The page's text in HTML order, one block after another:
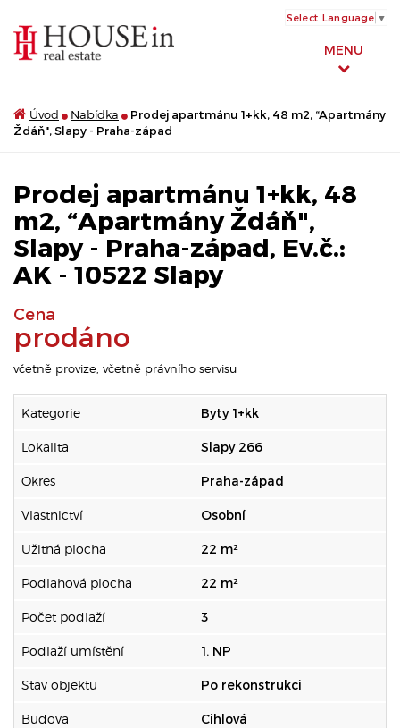
MENU
Select Language ▼
Úvod Nabídka
Prodej apartmánu 1+kk, 48 m2, “Apartmány
Ždáň", Slapy - Praha-západ
Prodej apartmánu 1+kk, 48
m2, “Apartmány Ždáň",
Slapy - Praha-západ, Ev.č.:
AK - 10522 Slapy
Cena
prodáno
včetně provize, včetně právního servisu
Kategorie Byty 1+kk
Lokalita Slapy 266
Okres Praha-západ
Vlastnictví Osobní
Užitná plocha 22 m²
Podlahová plocha 22 m²
Počet podlaží 3
Podlaží umístění 1. NP
Stav objektu Po rekonstrukci
Budova Cihlová